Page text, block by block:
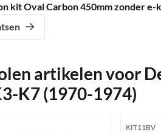
kit Oval Carbon 450mm zonder
artikelen voor
K7 (1970-1974)
KIT11BV